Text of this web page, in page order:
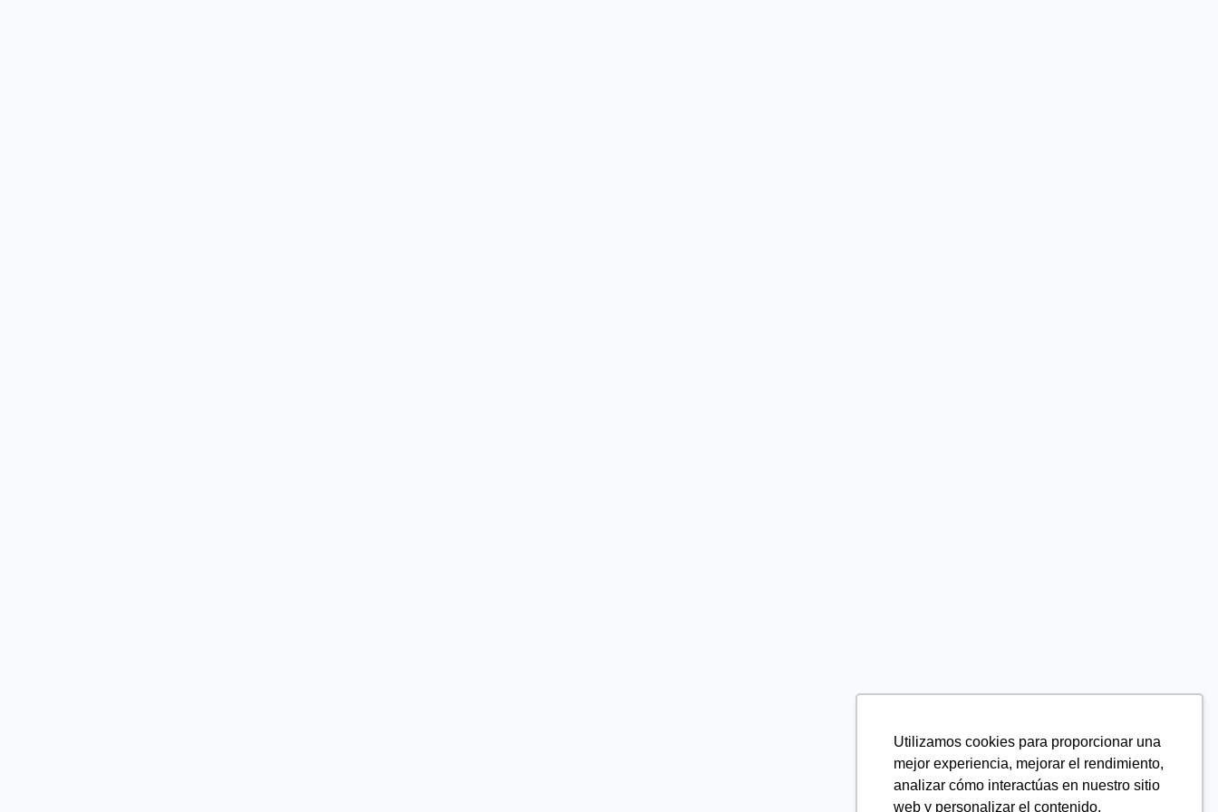
Utilizamos cookies para proporcionar una
mejor experiencia, mejorar el rendimiento,
analizar cómo interactúas en nuestro sitio
web y personalizar el contenido.